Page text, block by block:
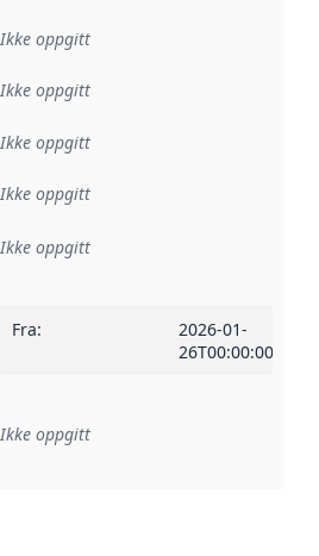
Ikke oppgitt
Ikke oppgitt
Ikke oppgitt
Ikke oppgitt
:
Ikke oppgitt
Fra:
2026-01-
26T00:00:00Z
til en implementasjonsregel
Ikke oppgitt